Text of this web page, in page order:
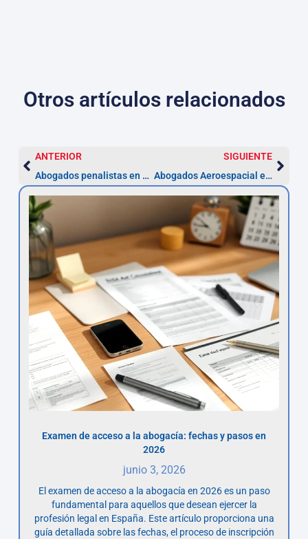
Otros artículos relacionados
ANTERIOR
Abogados penalistas en Getafe: defensa urgente y plazos
SIGUIENTE
Abogados Aeroespacial en Alcorcón – Reclama en 2 años
Examen de acceso a la abogacía: fechas y pasos en
2026
junio 3, 2026
El examen de acceso a la abogacía en 2026 es un paso
fundamental para aquellos que desean ejercer la
profesión legal en España. Este artículo proporciona una
guía detallada sobre las fechas, el proceso de inscripción